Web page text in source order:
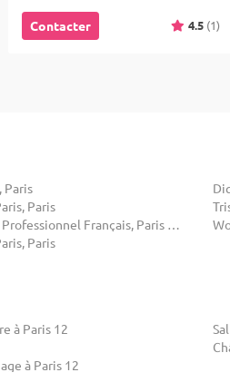
Contacter 4.5 (1)
Paris
Paris
Robin Geyer - Magicien Professionnel Français, Paris 17, Paris
Paris
à Paris 12
à Paris 12